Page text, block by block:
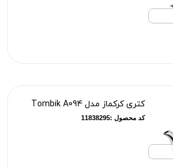
کتری کرکماز مدل Tombik A094
کد محصول :11838295